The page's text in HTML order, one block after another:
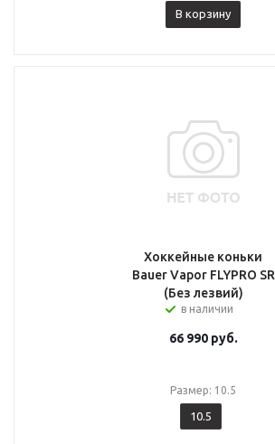
В корзину
Хоккейные коньки
Bauer Vapor FLYPRO SR
(Без лезвий)
в наличии
66 990руб.
Размер: 10.5
10.5